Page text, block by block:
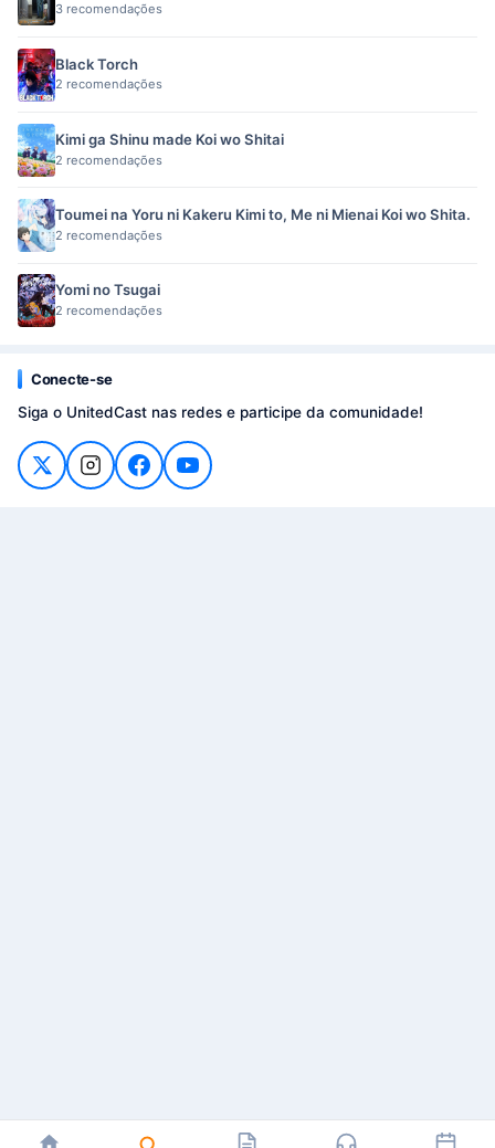
3 recomendações
Black Torch
2 recomendações
Kimi ga Shinu made Koi wo Shitai
2 recomendações
Toumei na Yoru ni Kakeru Kimi to, Me ni Mienai Koi wo Shita.
2 recomendações
Yomi no Tsugai
2 recomendações
Conecte-se
Siga o UnitedCast nas redes e participe da comunidade!